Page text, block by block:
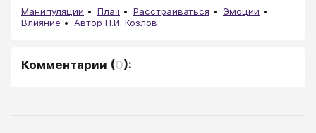
Манипуляции Плач Расстраиваться
Эмоции
Влияние
Автор Н.И. Козлов
Комментарии (0):